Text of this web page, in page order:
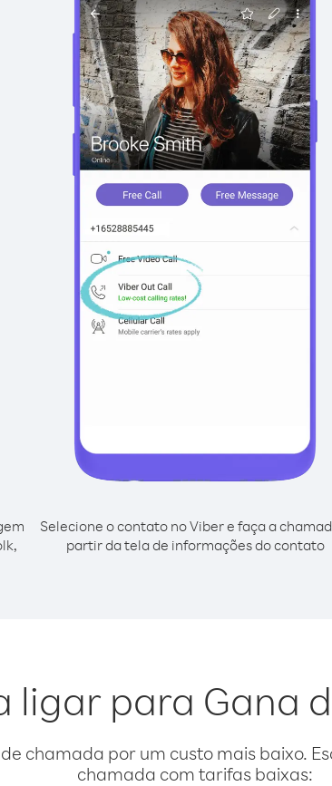
Selecione o contato no Viber e faça a
partir da tela de informações do contato
ligar para Gana
chamada por um custo mais baixo.
chamada com tarifas baixas: